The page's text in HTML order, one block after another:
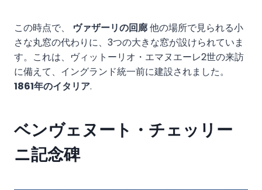
この時点で、 ヴァザーリの回廊他の場所で見られる小
さな丸窓の代わりに、3つの大きな窓が設けられていま
す。これは、ヴィットーリオ・エマヌエーレ2世の来訪
に備えて、イングランド統一前に建設されました。
1861年のイタリア.
ベンヴェヌート・チェッリー
ニ記念碑